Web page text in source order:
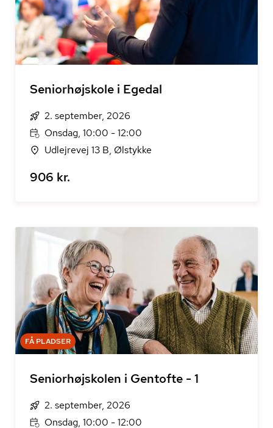
Seniorhøjskole i Egedal
2. september, 2026
Onsdag, 10:00 - 12:00
Udlejrevej 13 B, Ølstykke
906 kr.
FÅ PLADSER
Seniorhøjskolen i Gentofte - 1
2. september, 2026
Onsdag, 10:00 - 12:00